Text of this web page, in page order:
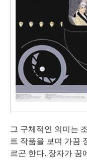
그 구체적인 의미는
트 작품을 보며 가끔
르곤 한다. 장자가 꿈